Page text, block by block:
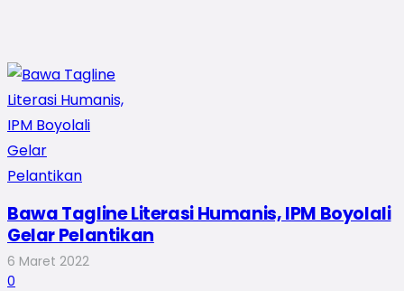
Bawa Tagline Literasi Humanis, IPM Boyolali
Gelar Pelantikan
6 Maret 2022
0